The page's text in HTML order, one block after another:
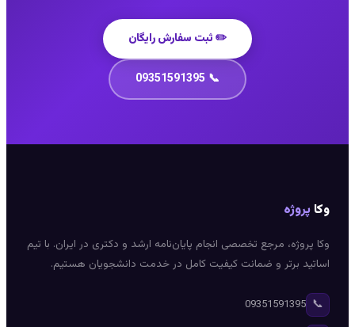
✏️ ثبت سفارش رایگان
📞 09351591395
وکا پروژه
وکا پروژه، مرجع تخصصی انجام پایان‌نامه ارشد و دکتری در ایران. با تیم
اساتید برتر و ضمانت کیفیت کامل در خدمت دانشجویان هستیم.
📞
09351591395